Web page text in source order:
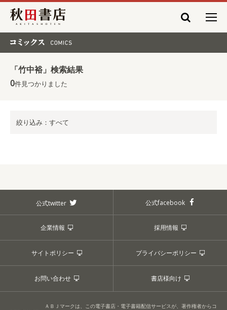
秋田書店
「竹中裕」検索結果
0件見つかりました
絞り込み：すべて
公式twitter 公式facebook
企業情報 採用情報
サイトポリシー プライバシーポリシー
お問い合わせ 書店様向け
ＡＢＪマークは、この電子書店・電子書籍配信サービスが、著作権者からコ